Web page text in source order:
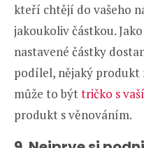
kteří chtějí do vašeho
jakoukoliv částkou.
nastavené částky
podílel, nějaký produkt
může to býttričko s
produkt s věnováním.